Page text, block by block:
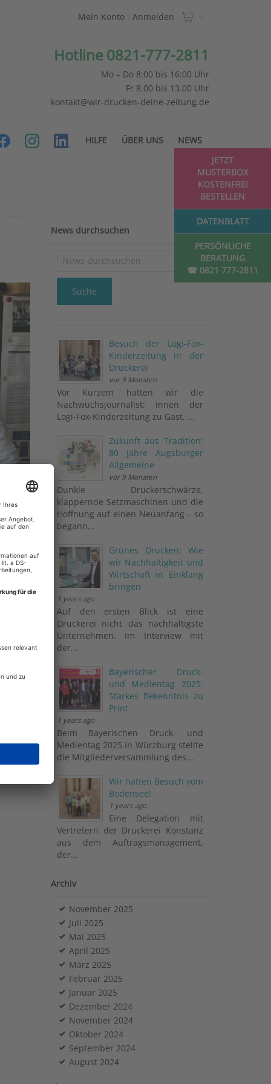
PERSÖNLICHE
BERATUNG
☎ 0821 777-2811
JETZT
MUSTERBOX
KOSTENFREI
BESTELLEN
DATENBLATT
Mein Konto Anmelden
Hotline 0821-777-2811
Mo – Do 8:00 bis 16:00 Uhr
Fr 8.00 bis 13.00 Uhr
kontakt@wir-drucken-deine-zeitung.de
NEWS
ÜBER UNS
HILFE
News durchsuchen
Suche
Besuch der Logi-Fox-
Kinderzeitung in der
Druckerei
vor 9 Monaten
Vor Kurzem hatten wir die
Nachwuchsjournalist: innen der
Logi-Fox-Kinderzeitung zu Gast. ...
Zukunft aus Tradition:
80 Jahre Augsburger
Allgemeine
vor 9 Monaten
Dunkle Druckerschwärze,
klappernde Setzmaschinen und die
Hoffnung auf einen Neuanfang – so
begann...
Grünes Drucken: Wie
wir Nachhaltigkeit und
Wirtschaft in Einklang
bringen
1 years ago
Auf den ersten Blick ist eine
Druckerei nicht das nachhaltigste
Unternehmen. Im Interview mit
der...
Bayerischer Druck-
und Medientag 2025:
Starkes Bekenntnis zu
Print
1 years ago
Beim Bayerischen Druck- und
Medientag 2025 in Würzburg stellte
die Mitgliederversammlung des...
Wir hatten Besuch vom
Bodensee!
1 years ago
Eine Delegation mit
Vertretern der Druckerei Konstanz
aus dem Auftragsmanagement,
der...
Archiv
November 2025
Juli 2025
Mai 2025
April 2025
März 2025
Februar 2025
Januar 2025
Dezember 2024
November 2024
Oktober 2024
September 2024
August 2024